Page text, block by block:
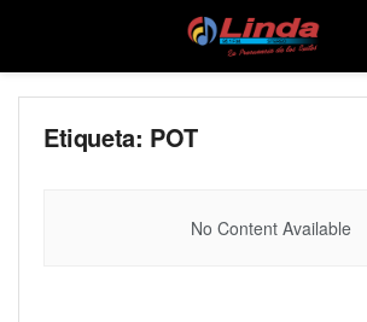
Etiqueta: POT
No Content Available